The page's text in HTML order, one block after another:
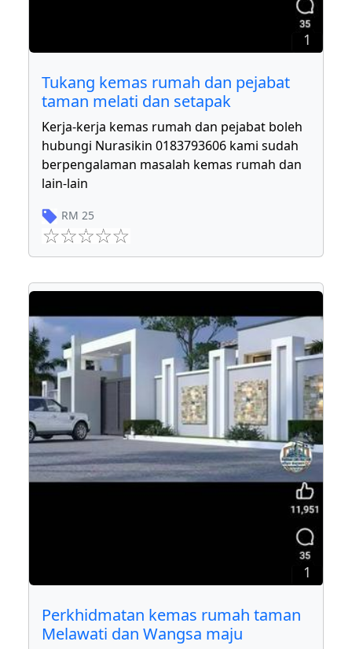
1
Tukang kemas rumah dan pejabat
taman melati dan setapak
Kerja-kerja kemas rumah dan pejabat boleh
hubungi Nurasikin 0183793606 kami sudah
berpengalaman masalah kemas rumah dan
lain-lain
RM 25
1
Perkhidmatan kemas rumah taman
Melawati dan Wangsa maju